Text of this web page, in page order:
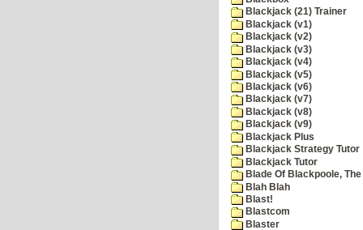
Blackjack (21) Trainer
Blackjack (v1)
Blackjack (v2)
Blackjack (v3)
Blackjack (v4)
Blackjack (v5)
Blackjack (v6)
Blackjack (v7)
Blackjack (v8)
Blackjack (v9)
Blackjack Plus
Blackjack Strategy Tutor
Blackjack Tutor
Blade Of Blackpoole, The
Blah Blah
Blast!
Blastcom
Blaster